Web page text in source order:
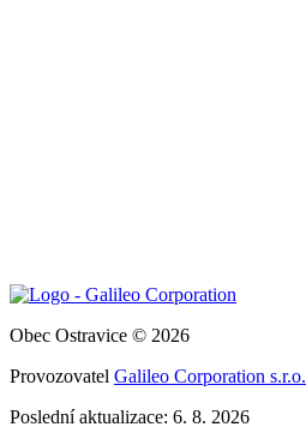
Obec Ostravice © 2026
Provozovatel Galileo Corporation s.r.o.
Poslední aktualizace: 6. 8. 2026